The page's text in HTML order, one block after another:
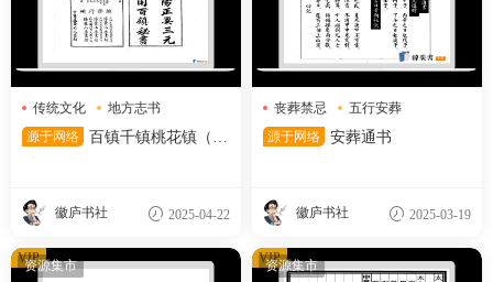
传统文化
地方志书
风水地理
源于网络
百镇千镇桃花镇（12
徽庐书社 2025-04-22
丧葬禁忌
五行安葬
安葬吉日
源于网络 安葬通书
徽庐书社 2025-03-19
资源集市
VIP 资源集市
VIP